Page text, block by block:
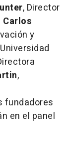
, Director
Carlos
y
,
fundadores
en el panel